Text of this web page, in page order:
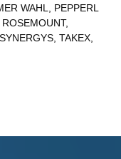
WAHL, PEPPERL
ROSEMOUNT,
SYNERGYS, TAKEX,